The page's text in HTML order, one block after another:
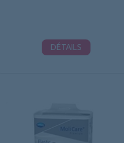
DÉTAILS